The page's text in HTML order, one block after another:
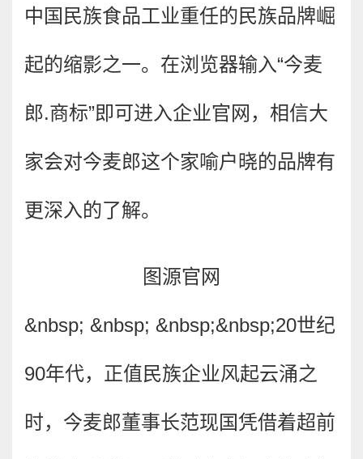
中国民族食品工业重任的民族品牌崛
起的缩影之一。在浏览器输入“今麦
郎.商标”即可进入企业官网，相信大
家会对今麦郎这个家喻户晓的品牌有
更深入的了解。
图源官网
&nbsp; &nbsp; &nbsp;&nbsp;20世纪
90年代，正值民族企业风起云涌之
时，今麦郎董事长范现国凭借着超前